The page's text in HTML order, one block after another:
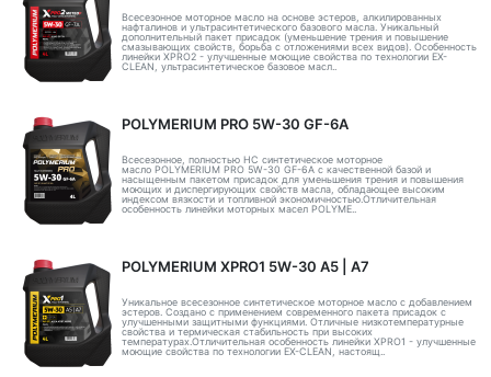
Всесезонное моторное масло на основе эстеров, алкилированных
нафталинов и ультрасинтетического базового масла. Уникальный
дополнительный пакет присадок (уменьшение трения и повышение
смазывающих свойств, борьба с отложениями всех видов). Особенность
линейки XPRO2 - улучшенные моющие свойства по технологии EX-
CLEAN, ультрасинтетическое базовое масл..
POLYMERIUM PRO 5W-30 GF-6A
Всесезонное, полностью HC синтетическое моторное
масло POLYMERIUM PRO 5W-30 GF-6A с качественной базой и
насыщенным пакетом присадок для уменьшения трения и повышения
моющих и диспергирующих свойств масла, обладающее высоким
индексом вязкости и топливной экономичностью.Отличительная
особенность линейки моторных масел POLYME..
POLYMERIUM XPRO1 5W-30 А5 | А7
Уникальное всесезонное синтетическое моторное масло с добавлением
эстеров. Создано с применением современного пакета присадок с
улучшенными защитными функциями. Отличные низкотемпературные
свойства и термическая стабильность при высоких
температурах.Отличительная особенность линейки XPRO1 - улучшенные
моющие свойства по технологии EX-CLEAN, настоящ..